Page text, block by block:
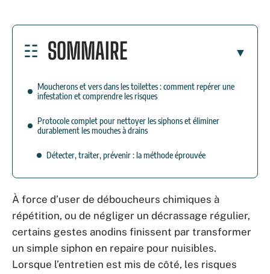
SOMMAIRE
Moucherons et vers dans les toilettes : comment repérer une
infestation et comprendre les risques
Protocole complet pour nettoyer les siphons et éliminer
durablement les mouches à drains
Détecter, traiter, prévenir : la méthode éprouvée
À force d’user de déboucheurs chimiques à
répétition, ou de négliger un décrassage régulier,
certains gestes anodins finissent par transformer
un simple siphon en repaire pour nuisibles.
Lorsque l’entretien est mis de côté, les risques